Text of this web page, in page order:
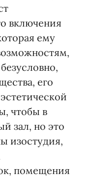
включения
ему
его
чтобы в
зал, но это
изостудия,
помещения